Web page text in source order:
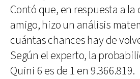
Contó que, en respuesta a
amigo, hizo un análisis
cuántas chances hay de
Según el experto, la
Quini 6 es de 1 en 9.366.819.